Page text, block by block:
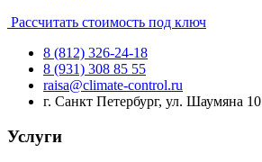
Рассчитать стоимость под ключ
8 (812) 326-24-18
8 (931) 308 85 55
raisa@climate-control.ru
г. Санкт Петербург, ул. Шаумяна 10
Услуги